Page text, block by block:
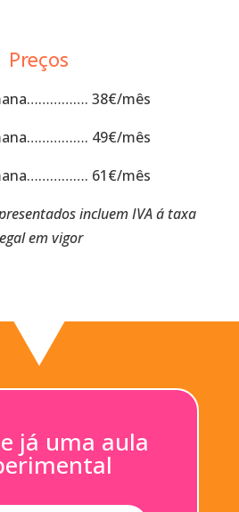
Preços
38€/mês
49€/mês
61€/mês
incluem IVA á taxa
em vigor
já uma aula